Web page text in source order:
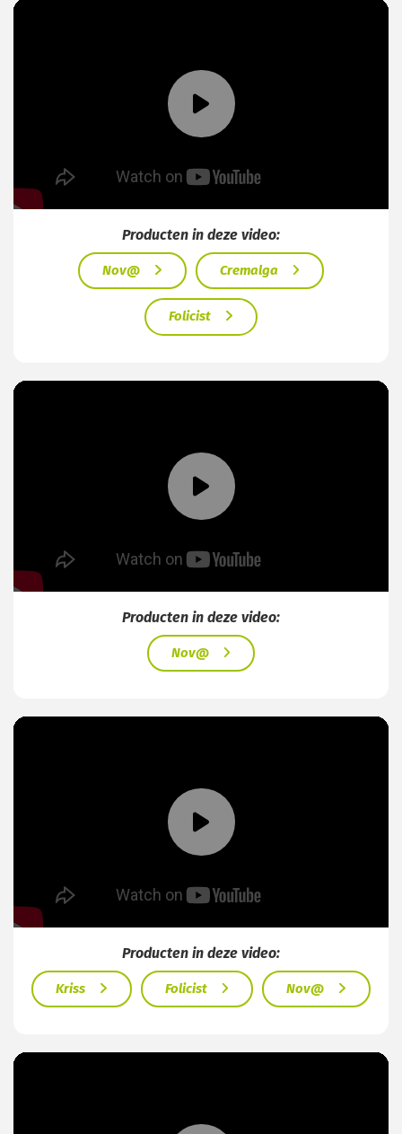
Producten in deze video:
Nov@ Cremalga
Folicist
Producten in deze video:
Nov@
Producten in deze video:
Kriss Folicist Nov@